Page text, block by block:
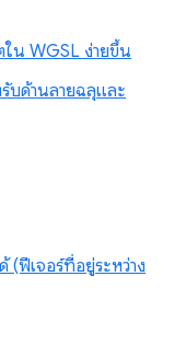
ใน WGSL ง่ายขึ้น
บด้านลายฉลุและ
(ฟีเจอร์ที่อยู่ระหว่าง